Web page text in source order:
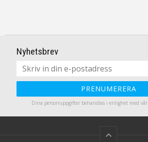
Nyhetsbrev
PRENUMERERA
Dina personuppgifter behandlas i enlighet med vår
keyboard_arrow_up